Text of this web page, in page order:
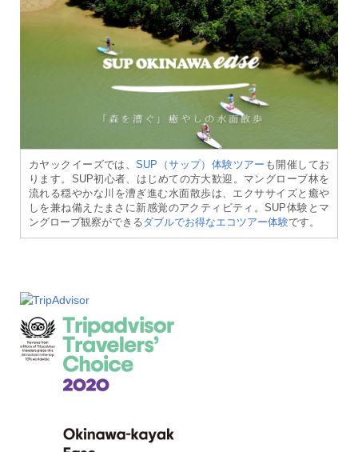
カヤックイーズでは、SUP（サップ）体験ツアー も開催してお
ります。SUP初心者、はじめての方大歓迎。マングローブ林を
流れる穏やかな川を漕ぎ進む水面散歩は、エクササイズと癒や
しを兼ね備えたまさに新感覚のアクティビティ。SUP体験とマ
ングローブ観察ができるダブルでお得なエコツアー体験です。